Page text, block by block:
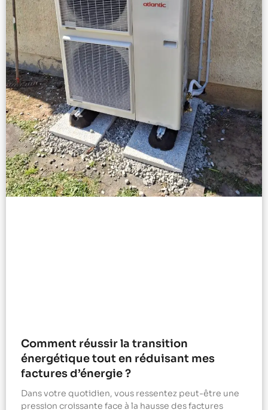
Comment réussir la transition
énergétique tout en réduisant mes
factures d’énergie ?
Dans votre quotidien, vous ressentez peut-être une
pression croissante face à la hausse des factures